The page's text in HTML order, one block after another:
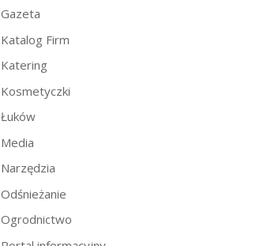
Gazeta
Katalog Firm
Katering
Kosmetyczki
Łuków
Media
Narzędzia
Odśnieżanie
Ogrodnictwo